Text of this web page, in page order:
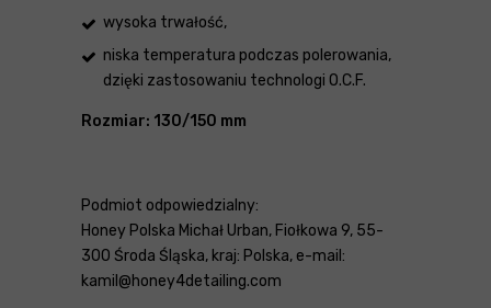
wysoka trwałość,
niska temperatura podczas polerowania,
dzięki zastosowaniu technologi O.C.F.
Rozmiar: 130/150 mm
Podmiot odpowiedzialny:
Honey Polska Michał Urban, Fiołkowa 9, 55-
300 Środa Śląska, kraj: Polska, e-mail:
kamil@honey4detailing.com